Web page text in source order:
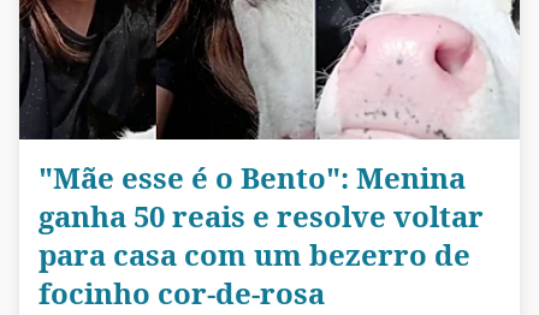
"Mãe esse é o Bento": Menina
ganha 50 reais e resolve voltar
para casa com um bezerro de
focinho cor-de-rosa